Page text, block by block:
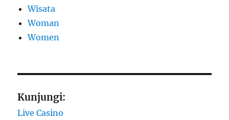
Wisata
Woman
Women
Kunjungi:
Live Casino